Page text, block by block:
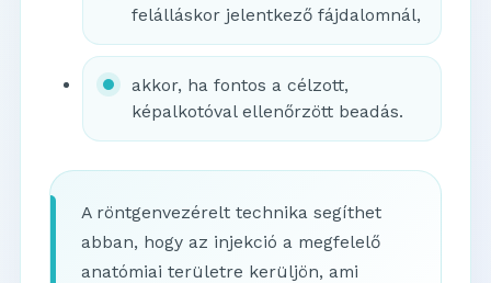
felálláskor jelentkező fájdalomnál,
akkor, ha fontos a célzott,
képalkotóval ellenőrzött beadás.
A röntgenvezérelt technika segíthet
abban, hogy az injekció a megfelelő
anatómiai területre kerüljön, ami